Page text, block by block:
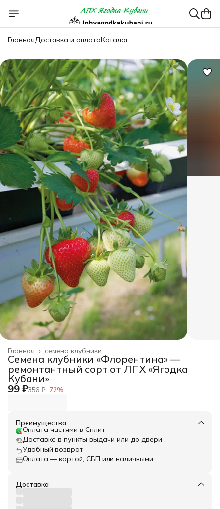
ГлавнаяДоставка и оплатаКаталог
семена клубники
Главная ›
Семена клубники «Флорентина» —
ремонтантный сорт от ЛПХ «Ягодка
Кубани»
99 ₽356 ₽−72%
Преимущества
Оплата частями в Сплит
Доставка в пункты выдачи или до двери
Удобный возврат
Оплата — картой, СБП или наличными
Доставка